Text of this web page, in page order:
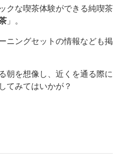
クな喫茶体験ができる純喫茶
」。
ニングセットの情報なども掲
朝を想像し、近くを通る際に
てみてはいかが？